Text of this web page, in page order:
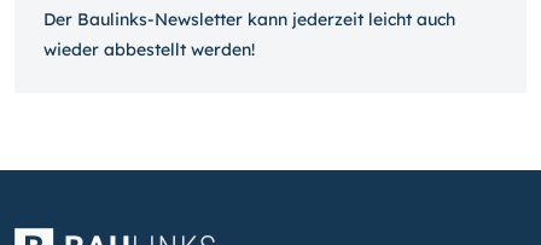
Der Baulinks-Newsletter kann jeder­zeit leicht auch
wieder ab­bestellt werden!